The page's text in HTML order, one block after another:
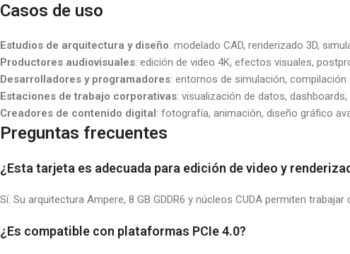
Casos de uso
Estudios de arquitectura y diseño: modelado CAD, renderizado 3D,
Productores audiovisuales: edición de video 4K, efectos visuales,
Desarrolladores y programadores: entornos de simulación, compilación
Estaciones de trabajo corporativas: visualización de datos,
Creadores de contenido digital: fotografía, animación, diseño gráfico
Preguntas frecuentes
¿Esta tarjeta es adecuada para edición de video y
Sí. Su arquitectura Ampere, 8 GB GDDR6 y núcleos CUDA permiten
¿Es compatible con plataformas PCIe 4.0?